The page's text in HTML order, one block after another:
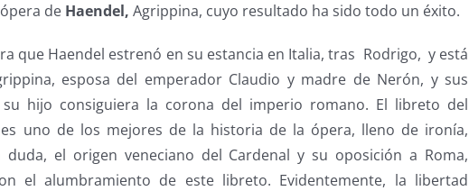
de Haendel, Agrippina, cuyo resultado ha sido todo un éxito.
que Haendel estrenó en su estancia en Italia, tras Rodrigo, y está
esposa del emperador Claudio y madre de Nerón, y sus
hijo consiguiera la corona del imperio romano. El libreto del
es uno de los mejores de la historia de la ópera, lleno de ironía,
el origen veneciano del Cardenal y su oposición a Roma,
el alumbramiento de este libreto. Evidentemente, la libertad